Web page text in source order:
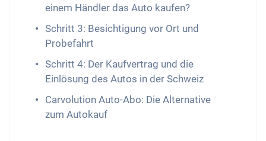
einem Händler das Auto kaufen?
Schritt 3: Besichtigung vor Ort und
Probefahrt
Schritt 4: Der Kaufvertrag und die
Einlösung des Autos in der Schweiz
Carvolution Auto-Abo: Die Alternative
zum Autokauf